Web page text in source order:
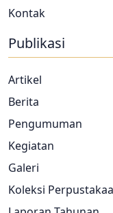
Kontak
Publikasi
Artikel
Berita
Pengumuman
Kegiatan
Galeri
Koleksi